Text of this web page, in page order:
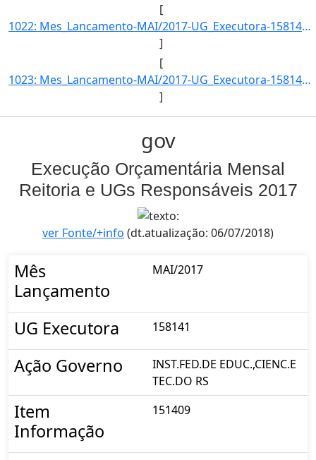
[
1022: Mes_Lancamento-MAI/2017-UG_Executora-158141-Acao_Governo-INST.FED.DE_EDUC.-CIENC.E_TEC.DO_RS-Item_In]
]
[
1023: Mes_Lancamento-MAI/2017-UG_Executora-158141-Acao_Governo-INST.FED.DE_EDUC.-CIENC.E_TEC.DO_RS-Item_In]
]
gov
Execução Orçamentária Mensal
Reitoria e UGs Responsáveis 2017
ver Fonte/+info (dt.atualização: 06/07/2018)
Mês
Lançamento
MAI/2017
UG Executora 158141
Ação Governo
INST.FED.DE EDUC.,CIENC.E
TEC.DO RS
Item
Informação
151409